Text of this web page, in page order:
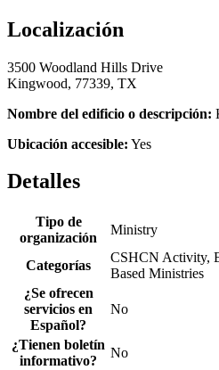
Localización
3500 Woodland Hills Drive
Kingwood, 77339, TX
Nombre del edificio o descripción:
Ubicación accesible: Yes
Detalles
Tipo de
organización
Ministry
Categorías
CSHCN Activity,
Based Ministries
¿Se ofrecen
servicios en
Español?
No
¿Tienen boletín
informativo?
No